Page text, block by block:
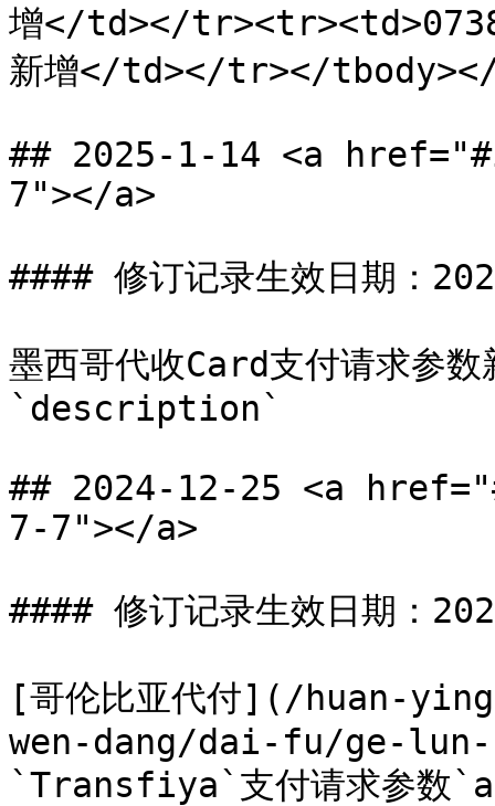
增</td></
新增</td></tr></
## 2025-1-14 <a
7"></a>
#### 修订记录生效日期：
墨西哥代收Card支付请求参
`description`
## 2024-12-25 <a
7-7"></a>
#### 修订记录生效日期：
[哥伦比亚代付](/huan-
wen-dang/dai-fu/ge-
`Transfiya`支付请求参数